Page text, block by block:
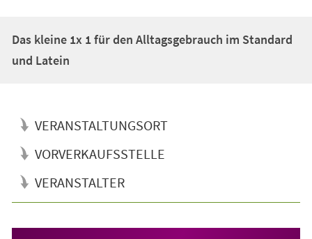
Das kleine 1x 1 für den Alltagsgebrauch im Standard
und Latein
VERANSTALTUNGSORT
VORVERKAUFSSTELLE
VERANSTALTER